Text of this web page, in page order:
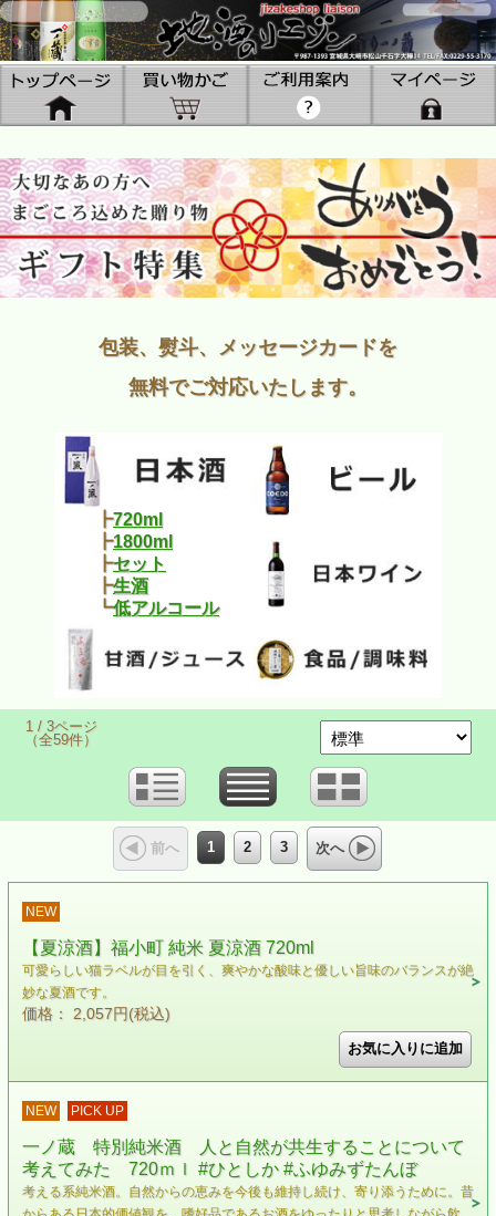
包装、熨斗、メッセージカードを
無料でご対応いたします。
┣720ml
┣1800ml
┣セット
┣生酒
┗低アルコール
1 / 3ページ
（全59件）
前へ 1 2 3 次へ
NEW
【夏涼酒】福小町 純米 夏涼酒 720ml
可愛らしい猫ラベルが目を引く、爽やかな酸味と優しい旨味のバランスが絶
妙な夏酒です。
価格： 2,057円(税込)
NEW PICK UP
一ノ蔵 特別純米酒 人と自然が共生することについて
考えてみた 720ｍｌ #ひとしか #ふゆみずたんぼ
考える系純米酒。自然からの恵みを今後も維持し続け、寄り添うために。昔